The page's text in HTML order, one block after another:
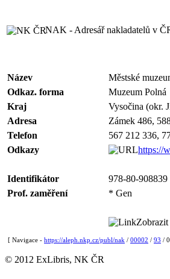
NAK - Adresář nakladatelů v
Název
Městské
Odkaz. forma
Muzeum Polná
Kraj
Vysočina (okr.
Adresa
Zámek 486,
Telefon
567 212 336,
Odkazy
https://
Identifikátor
978-80-908839
Prof. zaměření
* Gen
Zobrazit
[ Navigace - https://aleph.nkp.cz/publ/nak / 00002 / 93 /
© 2012 ExLibris, NK ČR